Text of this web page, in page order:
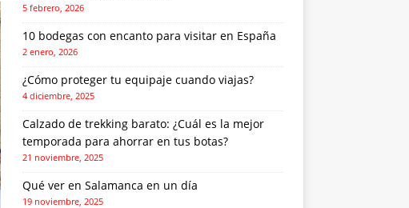
5 febrero, 2026
10 bodegas con encanto para visitar en España
2 enero, 2026
¿Cómo proteger tu equipaje cuando viajas?
4 diciembre, 2025
Calzado de trekking barato: ¿Cuál es la mejor
temporada para ahorrar en tus botas?
21 noviembre, 2025
Qué ver en Salamanca en un día
19 noviembre, 2025